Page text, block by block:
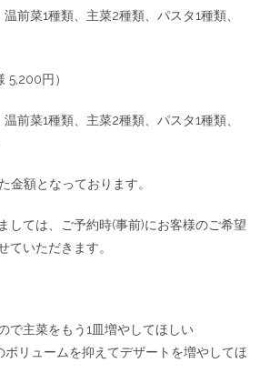
温前菜1種類、主菜2種類、パスタ1種類、
円）
温前菜1種類、主菜2種類、パスタ1種類、
金額となっております。
しては、ご予約時(事前)にお客様のご希望
ていただきます。
で主菜をもう1皿増やしてほしい
ボリュームを抑えてデザートを増やしてほ